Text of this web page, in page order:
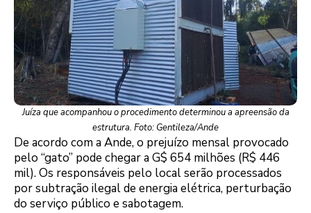
Juíza que acompanhou o procedimento determinou a apreensão da
estrutura. Foto: Gentileza/Ande
De acordo com a Ande, o prejuízo mensal provocado
pelo “gato” pode chegar a G$ 654 milhões (R$ 446
mil). Os responsáveis pelo local serão processados
por subtração ilegal de energia elétrica, perturbação
do serviço público e sabotagem.